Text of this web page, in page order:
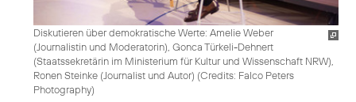
Diskutieren über demokratische Werte: Amelie Weber
(Journalistin und Moderatorin), Gonca Türkeli-Dehnert
(Staatssekretärin im Ministerium für Kultur und Wissenschaft NRW),
Ronen Steinke (Journalist und Autor) (Credits: Falco Peters
Photography)